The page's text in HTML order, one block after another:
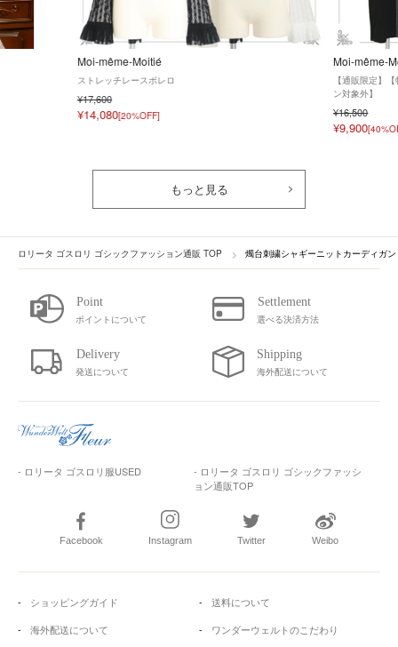
Moi-même-Moitié
ストレッチレースボレロ
¥17,600
¥14,080[20%OFF]
Moi-même-
【通販限定】
ン対象外】
¥16,500
¥9,900
もっと見る
ロリータ ゴスロリ ゴシックファッション通販 TOP 燭台刺繍シャギーニットカーディガン
ポイントについて 選べる決済方法
発送について 海外配送について
- ロリータ ゴスロリ服USED
- ロリータ ゴスロリ ゴシックファッシ
ョン通販TOP
Facebook Instagram Twitter Weibo
ショッピングガイド
送料について
海外配送について
ワンダーウェルトのこだわり